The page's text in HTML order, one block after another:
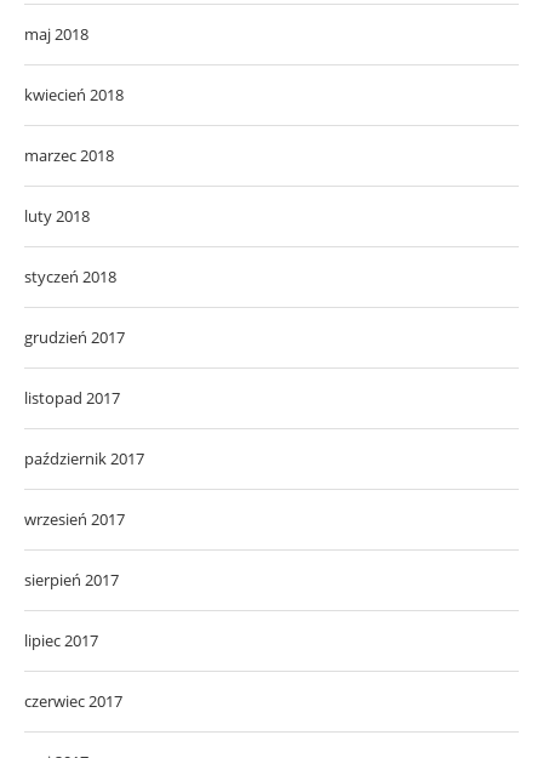
maj 2018
kwiecień 2018
marzec 2018
luty 2018
styczeń 2018
grudzień 2017
listopad 2017
październik 2017
wrzesień 2017
sierpień 2017
lipiec 2017
czerwiec 2017